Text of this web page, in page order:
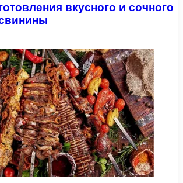
вкусного и сочного